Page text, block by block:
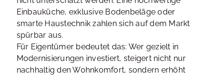
Einbauküche, exklusive Bodenbeläge oder
smarte Haustechnik zahlen sich auf dem Markt
spürbar aus.
Für Eigentümer bedeutet das: Wer gezielt in
Modernisierungen investiert, steigert nicht nur
nachhaltig den Wohnkomfort, sondern erhöht